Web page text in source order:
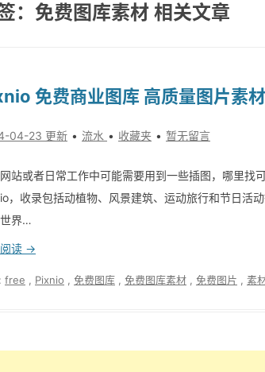
：免费图库素材 相关文章
免费商业图库 高质量图片素
04-23 更新 流水 收藏夹 暂无留言
站或者日常工作中可能需要用到一些插图，哪里找
，收录包括动植物、风景建筑、运动旅行和节日
界…
读 →
free Pixnio 免费图库 免费图库素材 免费图片 素